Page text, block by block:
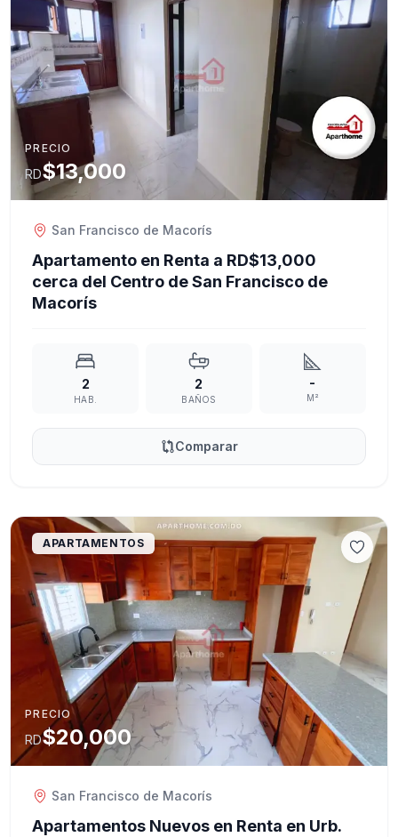
PRECIO
RD$13,000
San Francisco de Macorís
Apartamento en Renta a RD$13,000
cerca del Centro de San Francisco de
Macorís
2
HAB.
2
BAÑOS
-
M²
Comparar
APARTAMENTOS
PRECIO
RD$20,000
San Francisco de Macorís
Apartamentos Nuevos en Renta en Urb.